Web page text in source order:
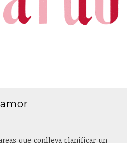
que conlleva planificar un